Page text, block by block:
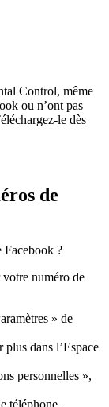
Control, même
ou n’ont pas
le dès
de
Facebook ?
numéro de
» de
dans l’Espace
personnelles »,
téléphone.